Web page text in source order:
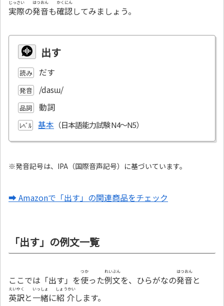
実際
じっさい
の発音
はつおん
も確認
かくにん
してみましょう。
出す
読み だす
発音 /dasɯ/
品詞 動詞
ﾚﾍﾞﾙ 基本
※発音記号は、IPA（国際音声記号）に基づいています。
➡ Amazonで「出す」の関連商品をチェック
「出す」の例文一覧
ここでは「出す」を使
つか
った例文
れいぶん
を、ひらがなの発音
はつおん
と
英訳
えいやく
と一緒
いっしょ
に紹介
しょうかい
します。